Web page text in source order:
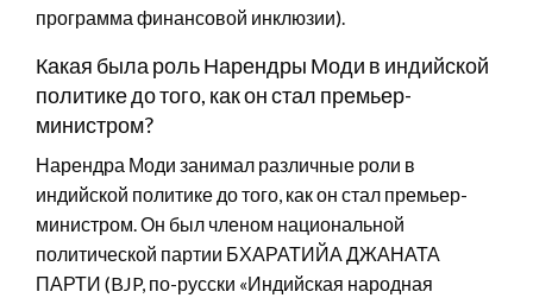
программа финансовой инклюзии).
Какая была роль Нарендры Моди в индийской
политике до того, как он стал премьер-
министром?
Нарендра Моди занимал различные роли в
индийской политике до того, как он стал премьер-
министром. Он был членом национальной
политической партии БХАРАТИЙА ДЖАНАТА
ПАРТИ (BJP, по-русски «Индийская народная